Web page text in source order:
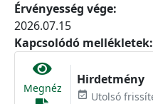
Érvényesség vége:
2026.07.15
Kapcsolódó mellékletek:
Megnéz
Hirdetmény
event_available Utolsó